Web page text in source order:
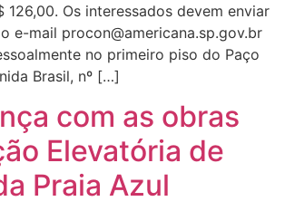
126,00. Os interessados devem enviar
e-mail procon@americana.sp.gov.br
no primeiro piso do Paço
Brasil, nº […]
com as obras
Elevatória de
Praia Azul